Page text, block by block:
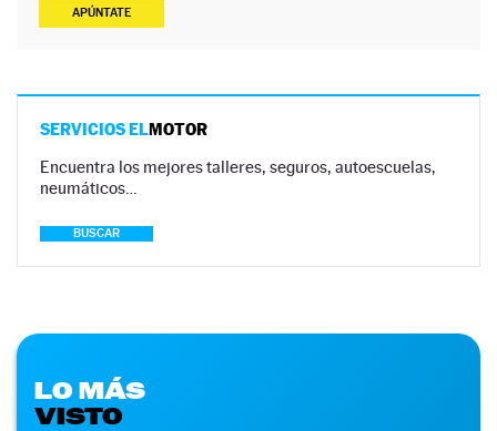
APÚNTATE
SERVICIOS ELMOTOR
Encuentra los mejores talleres, seguros, autoescuelas,
neumáticos…
BUSCAR
LO MÁS
VISTO